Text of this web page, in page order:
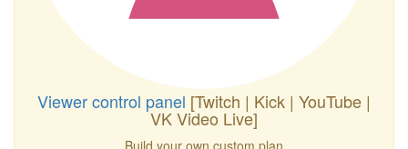
Viewer control panel [Twitch | Kick | YouTube |
VK Video Live]